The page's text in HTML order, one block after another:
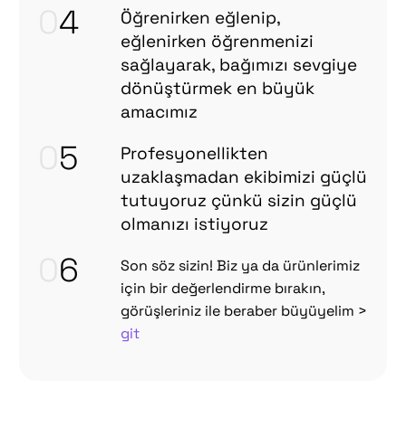
4
Öğrenirken eğlenip,
eğlenirken öğrenmenizi
sağlayarak, bağımızı sevgiye
dönüştürmek en büyük
amacımız
5
Profesyonellikten
uzaklaşmadan ekibimizi güçlü
tutuyoruz çünkü sizin güçlü
olmanızı istiyoruz
6
Son söz sizin! Biz ya da ürünlerimiz
için bir değerlendirme bırakın,
görüşleriniz ile beraber büyüyelim >
git